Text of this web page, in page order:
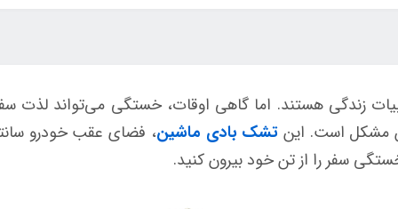
زندگی هستند. اما گاهی اوقات، خستگی می‌تواند لذت سفر
مشکل است. این تشک بادی ماشین، فضای عقب خودرو
سفر را از تن خود بیرون کنید.